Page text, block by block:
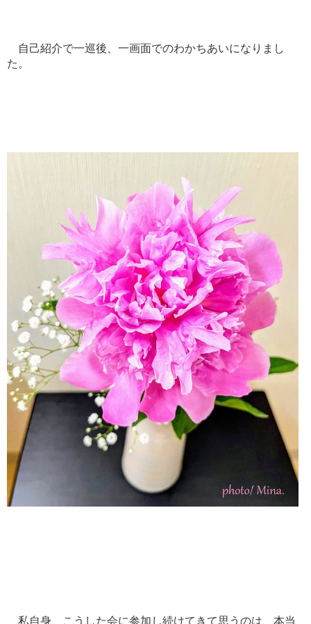
自己紹介で一巡後、一画面でのわかちあいになりまし
た。
私自身、こうした会に参加し続けてきて思うのは、本当